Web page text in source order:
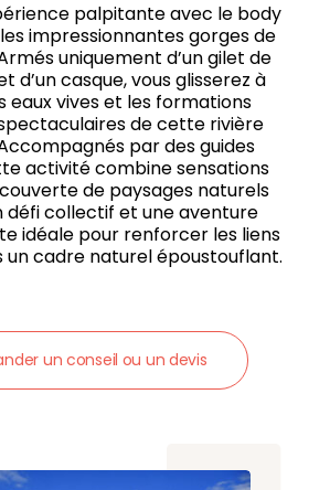
palpitante avec le body
impressionnantes gorges de
uniquement d’un gilet de
d’un casque, vous glisserez à
eaux vives et les formations
de cette rivière
par des guides
activité combine sensations
de paysages naturels
défi collectif et une aventure
idéale pour renforcer les liens
un cadre naturel époustouflant.
un conseil ou un devis